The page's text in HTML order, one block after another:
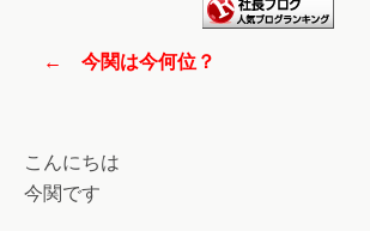
← 今関は今何位？
こんにちは
今関です